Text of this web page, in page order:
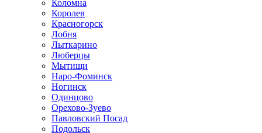
Коломна
Королев
Красногорск
Лобня
Лыткарино
Люберцы
Мытищи
Наро-Фоминск
Ногинск
Одинцово
Орехово-Зуево
Павловский Посад
Подольск